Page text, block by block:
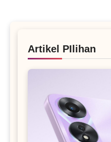
Artikel PIlihan